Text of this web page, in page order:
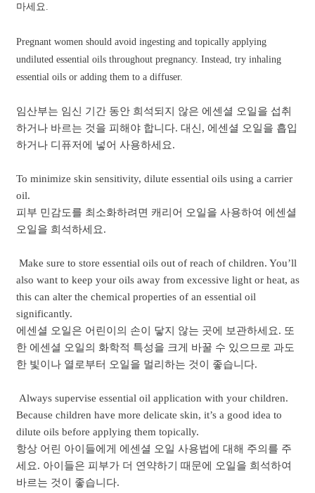
마세요.
Pregnant women should avoid ingesting and topically applying
undiluted essential oils throughout pregnancy. Instead, try inhaling
essential oils or adding them to a diffuser.
임산부는 임신 기간 동안 희석되지 않은 에센셜 오일을 섭취
하거나 바르는 것을 피해야 합니다. 대신, 에센셜 오일을 흡입
하거나 디퓨저에 넣어 사용하세요.
To minimize skin sensitivity, dilute essential oils using a carrier
oil.
피부 민감도를 최소화하려면 캐리어 오일을 사용하여 에센셜
오일을 희석하세요.
Make sure to store essential oils out of reach of children. You’ll
also want to keep your oils away from excessive light or heat, as
this can alter the chemical properties of an essential oil
significantly.
에센셜 오일은 어린이의 손이 닿지 않는 곳에 보관하세요. 또
한 에센셜 오일의 화학적 특성을 크게 바꿀 수 있으므로 과도
한 빛이나 열로부터 오일을 멀리하는 것이 좋습니다.
Always supervise essential oil application with your children.
Because children have more delicate skin, it’s a good idea to
dilute oils before applying them topically.
항상 어린 아이들에게 에센셜 오일 사용법에 대해 주의를 주
세요. 아이들은 피부가 더 연약하기 때문에 오일을 희석하여
바르는 것이 좋습니다.